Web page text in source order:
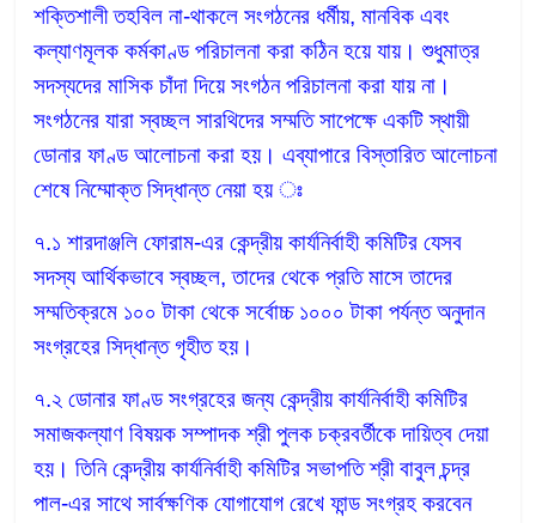
শক্তিশালী তহবিল না-থাকলে সংগঠনের ধর্মীয়, মানবিক এবং
কল্যাণমূলক কর্মকাণ্ড পরিচালনা করা কঠিন হয়ে যায়। শুধুমাত্র
সদস্যদের মাসিক চাঁদা দিয়ে সংগঠন পরিচালনা করা যায় না।
সংগঠনের যারা স্বচ্ছল সারথিদের সম্মতি সাপেক্ষে একটি স্থায়ী
ডোনার ফাণ্ড আলোচনা করা হয়। এব্যাপারে বিস্তারিত আলোচনা
শেষে নিম্মোক্ত সিদ্ধান্ত নেয়া হয় ঃ
৭.১ শারদাঞ্জলি ফোরাম-এর কেন্দ্রীয় কার্যনির্বাহী কমিটির যেসব
সদস্য আর্থিকভাবে স্বচ্ছল, তাদের থেকে প্রতি মাসে তাদের
সম্মতিক্রমে ১০০ টাকা থেকে সর্বোচ্চ ১০০০ টাকা পর্যন্ত অনুদান
সংগ্রহের সিদ্ধান্ত গৃহীত হয়।
৭.২ ডোনার ফাণ্ড সংগ্রহের জন্য কেন্দ্রীয় কার্যনির্বাহী কমিটির
সমাজকল্যাণ বিষয়ক সম্পাদক শ্রী পুলক চক্রবর্তীকে দায়িত্ব দেয়া
হয়। তিনি কেন্দ্রীয় কার্যনির্বাহী কমিটির সভাপতি শ্রী বাবুল চন্দ্র
পাল-এর সাথে সার্বক্ষণিক যোগাযোগ রেখে ফান্ড সংগ্রহ করবেন